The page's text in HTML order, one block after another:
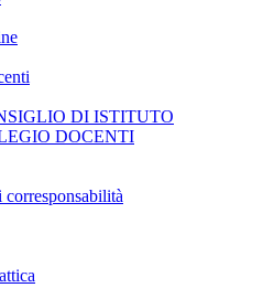
DI ISTITUTO
DOCENTI